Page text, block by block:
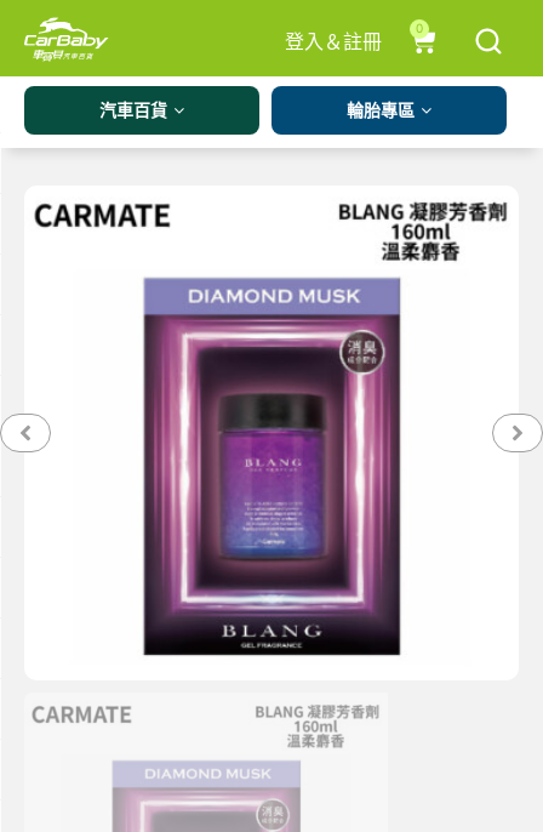
登入＆註冊
0
汽車百貨 輪胎專區